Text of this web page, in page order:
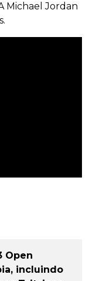
Michael Jordan
Open
incluindo